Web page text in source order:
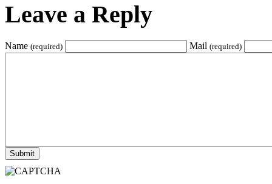
Leave a Reply
Name (required) Mail (required)